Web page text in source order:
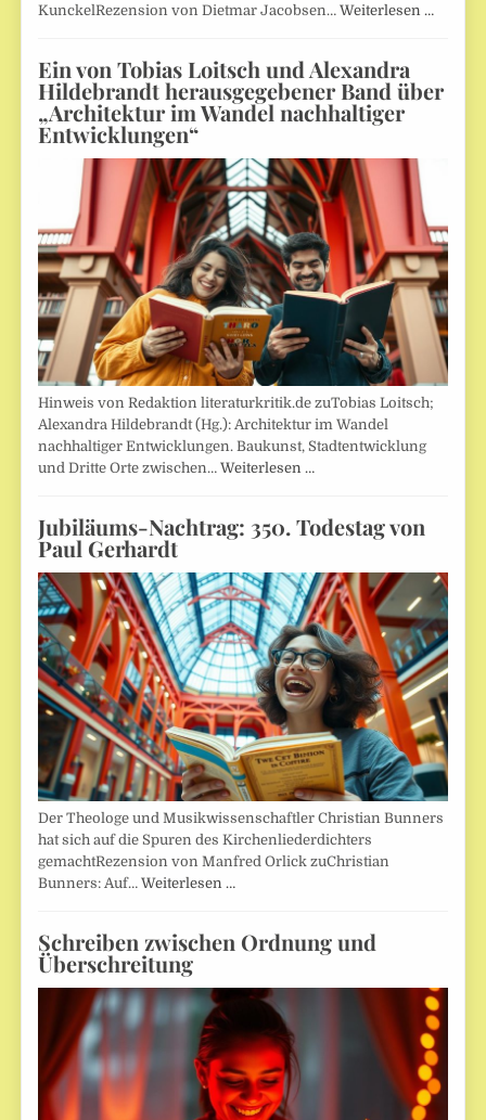
KunckelRezension von Dietmar Jacobsen…Weiterlesen …
Ein von Tobias Loitsch und Alexandra
Hildebrandt herausgegebener Band über
„Architektur im Wandel nachhaltiger
Entwicklungen“
Hinweis von Redaktion literaturkritik.de zuTobias Loitsch;
Alexandra Hildebrandt (Hg.): Architektur im Wandel
nachhaltiger Entwicklungen. Baukunst, Stadtentwicklung
und Dritte Orte zwischen…Weiterlesen …
Jubiläums-Nachtrag: 350. Todestag von
Paul Gerhardt
Der Theologe und Musikwissenschaftler Christian Bunners
hat sich auf die Spuren des Kirchenliederdichters
gemachtRezension von Manfred Orlick zuChristian
Bunners: Auf…Weiterlesen …
Schreiben zwischen Ordnung und
Überschreitung